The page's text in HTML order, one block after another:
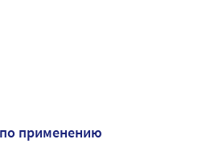
применению